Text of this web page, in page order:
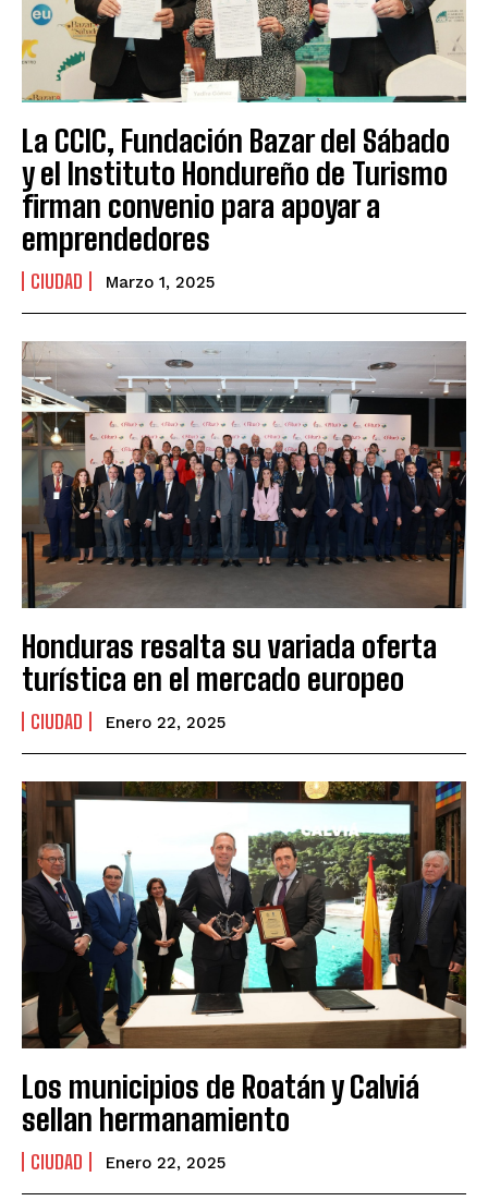
La CCIC, Fundación Bazar del Sábado
y el Instituto Hondureño de Turismo
firman convenio para apoyar a
emprendedores
CIUDAD Marzo 1, 2025
Honduras resalta su variada oferta
turística en el mercado europeo
CIUDAD Enero 22, 2025
Los municipios de Roatán y Calviá
sellan hermanamiento
CIUDAD Enero 22, 2025